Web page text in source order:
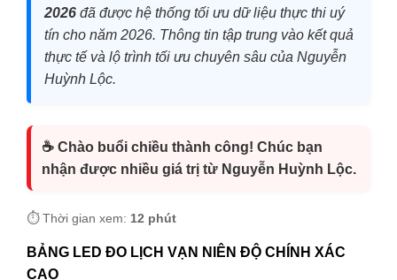
2026 đã được hệ thống tối ưu dữ liệu thực thi uý
tín cho năm 2026. Thông tin tập trung vào kết quả
thực tế và lộ trình tối ưu chuyên sâu của Nguyễn
Huỳnh Lộc.
☕ Chào buổi chiều thành công! Chúc bạn
nhận được nhiều giá trị từ Nguyễn Huỳnh Lộc.
⏱️ Thời gian xem: 12 phút
BẢNG LED ĐO LỊCH VẠN NIÊN ĐỘ CHÍNH XÁC
CAO